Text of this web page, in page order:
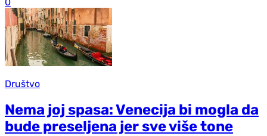
Društvo
Nema joj spasa: Venecija bi mogla da
bude preseljena jer sve više tone